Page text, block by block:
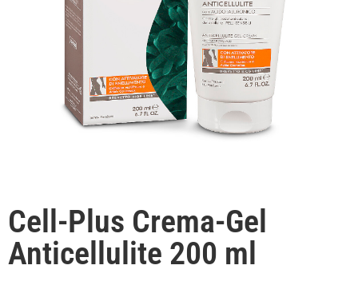
Cell-Plus Crema-Gel
Anticellulite 200 ml